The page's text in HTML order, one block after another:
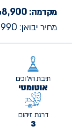
מקדמה: 8,900
מחיר יבואן:
תיבת הילוכים
אוטומטי
דרגת זיהום
3